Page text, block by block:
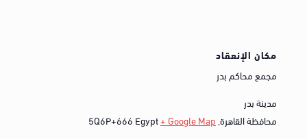
مكان الإنعقاد
مجمع محاكم بدر
مدينة بدر
محافظة القاهرة,
5Q6P+666 Egypt+ Google Map